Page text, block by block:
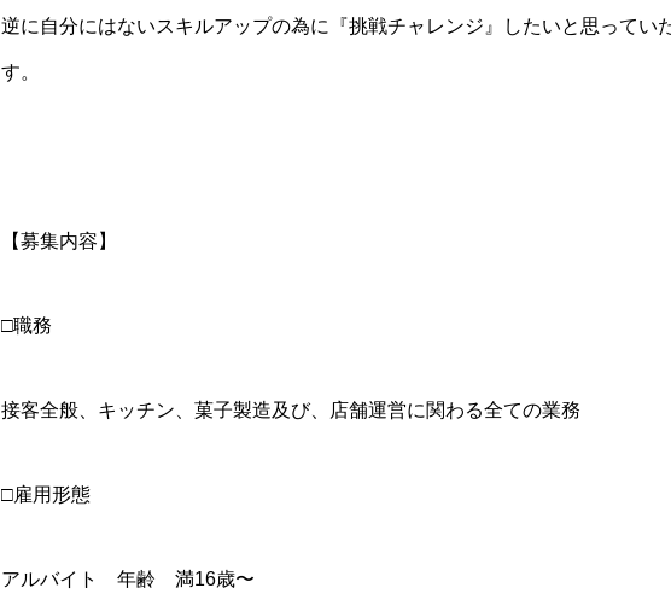
逆に自分にはないスキルアップの為に『挑戦チャレンジ』したいと思ってい
す。
【募集内容】
□職務
接客全般、キッチン、菓子製造及び、店舗運営に関わる全ての業務
□雇用形態
アルバイト 年齢 満16歳〜